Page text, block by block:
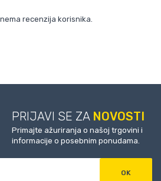
recenzija korisnika.
PRIJAVI SE ZA NOVOSTI
Primajte ažuriranja o našoj trgovini i
informacije o posebnim ponudama.